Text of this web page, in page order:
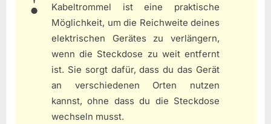
Kabeltrommel ist eine praktische
Möglichkeit, um die Reichweite deines
elektrischen Gerätes zu verlängern,
wenn die Steckdose zu weit entfernt
ist. Sie sorgt dafür, dass du das Gerät
an verschiedenen Orten nutzen
kannst, ohne dass du die Steckdose
wechseln musst.